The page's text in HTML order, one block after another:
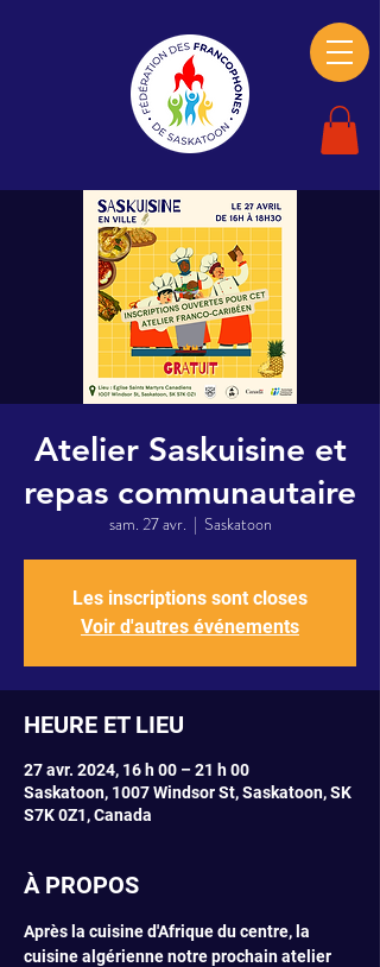
Atelier Saskuisine et
repas communautaire
sam. 27 avr.
  |
Saskatoon
Les inscriptions sont closes
Voir d'autres événements
HEURE ET LIEU
27 avr. 2024, 16 h 00 – 21 h 00
Saskatoon, 1007 Windsor St, Saskatoon, SK
S7K 0Z1, Canada
À PROPOS
Après la cuisine d'Afrique du centre, la
cuisine algérienne notre prochain atelier